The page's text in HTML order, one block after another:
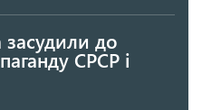
засудили до
СРСР і